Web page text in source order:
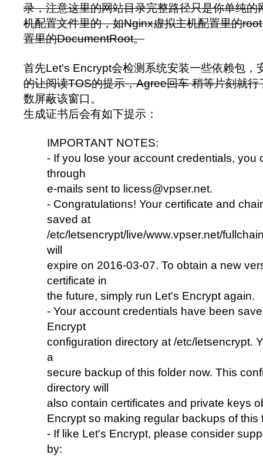
录，注意这里的网站目录完整路径只是你单纯的
机配置文件里的，如Nginx虚拟主机配置里的
置里的DocumentRoot。
首先Let's Encrypt会检测系统安装一些依赖包，
的让阅读TOS的提示，Agree回车 稍等片刻就行
数屏蔽该窗口。
生成证书后会有如下提示：
IMPORTANT NOTES:
- If you lose your account credentials, you
through
e-mails sent to licess@vpser.net.
- Congratulations! Your certificate and
saved at
/etc/letsencrypt/live/www.vpser.net/
will
expire on 2016-03-07. To obtain a new
certificate in
the future, simply run Let's Encrypt again.
- Your account credentials have been
Encrypt
configuration directory at /etc/letsencrypt.
a
secure backup of this folder now. This
directory will
also contain certificates and private keys
Encrypt so making regular backups of this
- If like Let's Encrypt, please consider
by: